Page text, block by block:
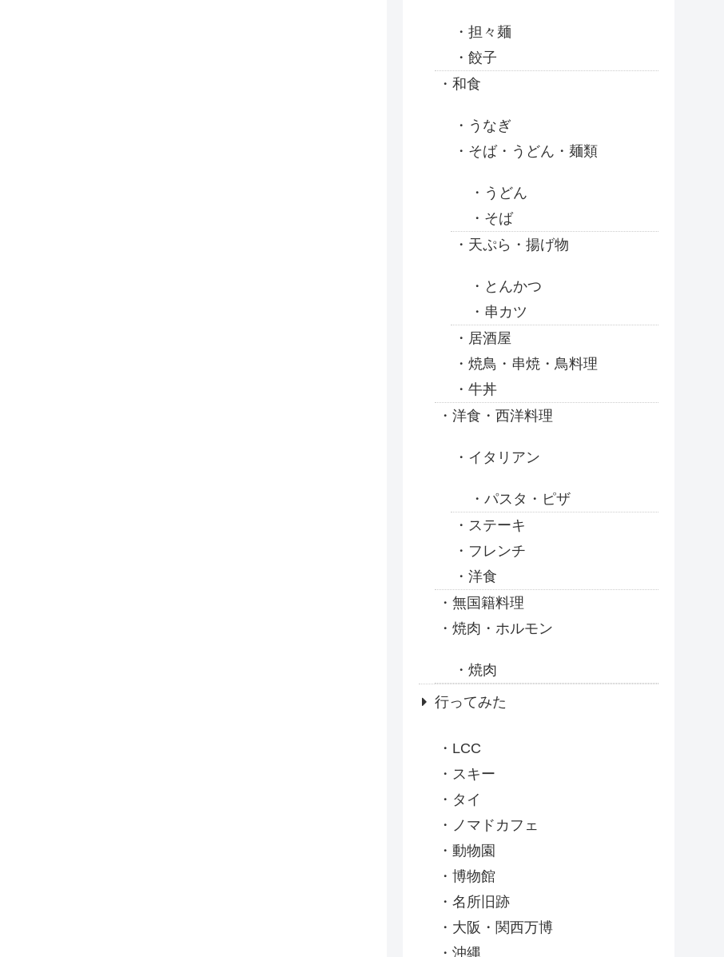
担々麺
餃子
和食
うなぎ
そば・うどん・麺類
うどん
そば
天ぷら・揚げ物
とんかつ
串カツ
居酒屋
焼鳥・串焼・鳥料理
牛丼
洋食・西洋料理
イタリアン
パスタ・ピザ
ステーキ
フレンチ
洋食
無国籍料理
焼肉・ホルモン
焼肉
行ってみた
LCC
スキー
タイ
ノマドカフェ
動物園
博物館
名所旧跡
大阪・関西万博
沖縄